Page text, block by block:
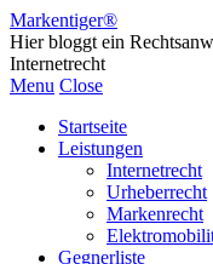
Markentiger®
Hier bloggt ein
Internetrecht
Menu Close
Startseite
Leistungen
Internetrecht
Urheberrecht
Markenrecht
Gegnerliste